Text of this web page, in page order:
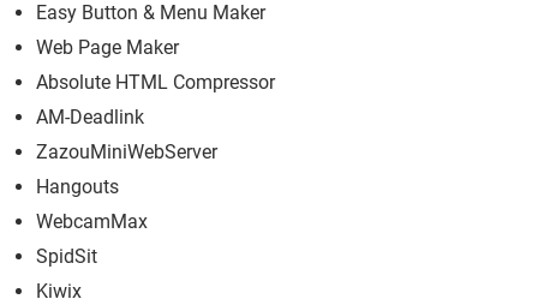
Easy Button & Menu Maker
Web Page Maker
Absolute HTML Compressor
AM-Deadlink
ZazouMiniWebServer
Hangouts
WebcamMax
SpidSit
Kiwix